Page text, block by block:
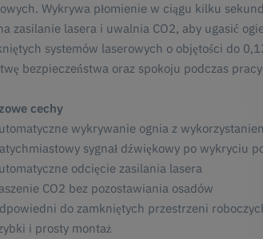
Wykrywa płomienie w ciągu kilku
zasilanie lasera i uwalnia CO2, aby ugasić
systemów laserowych o objętości do
bezpieczeństwa oraz spokoju podczas
cechy
wykrywanie ognia z
sygnał dźwiękowy po wykryciu
odcięcie zasilania lasera
CO2 bez pozostawiania osadów
do zamkniętych przestrzeni
i prosty montaż